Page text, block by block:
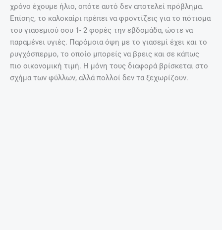
χρόνο έχουμε ήλιο, οπότε αυτό δεν αποτελεί πρόβλημα.
Επίσης, το καλοκαίρι πρέπει να φροντίζεις για το πότισμα
του γιασεμιού σου 1- 2 φορές την εβδομάδα, ώστε να
παραμένει υγιές. Παρόμοια όψη με το γιασεμί έχει και το
ρυγχόσπερμο, το οποίο μπορείς να βρεις και σε κάπως
πιο οικονομική τιμή. Η μόνη τους διαφορά βρίσκεται στο
σχήμα των φύλλων, αλλά πολλοί δεν τα ξεχωρίζουν.